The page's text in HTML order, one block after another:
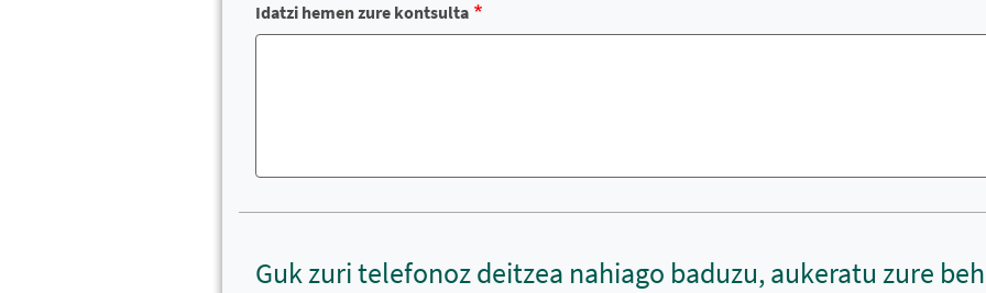
Idatzi hemen zure kontsulta
Guk zuri telefonoz deitzea nahiago baduzu, aukeratu zure